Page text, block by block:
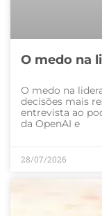
O medo na
O medo na
decisões mais
entrevista ao
da OpenAI e
28/07/2026